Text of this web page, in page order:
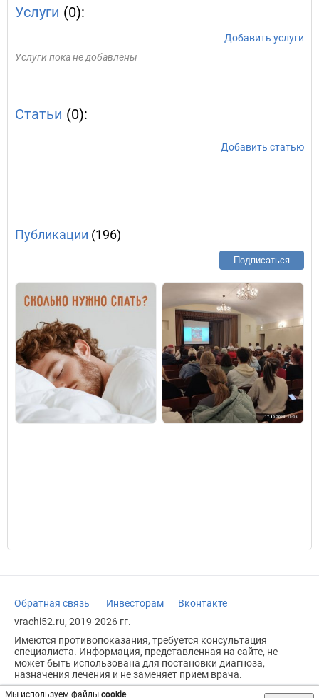
Мы используем файлы cookie.
Услуги (0):
Добавить услуги
Услуги пока не добавлены
Статьи (0):
Добавить статью
Публикации (196)
Подписаться
Обратная связь Инвесторам
Вконтакте
vrachi52.ru, 2019-2026 гг.
Имеются противопоказания, требуется консультация
специалиста. Информация, представленная на сайте, не
может быть использована для постановки диагноза,
назначения лечения и не заменяет прием врача.
Возрастное ограничение: 18+